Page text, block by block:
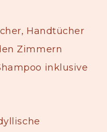
Handtücher
Zimmern
inklusive